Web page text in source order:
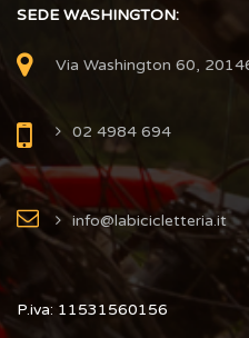
SEDE WASHINGTON:
Via Washington 60,
02 4984 694
info@labicicletteria.it
P.iva: 11531560156